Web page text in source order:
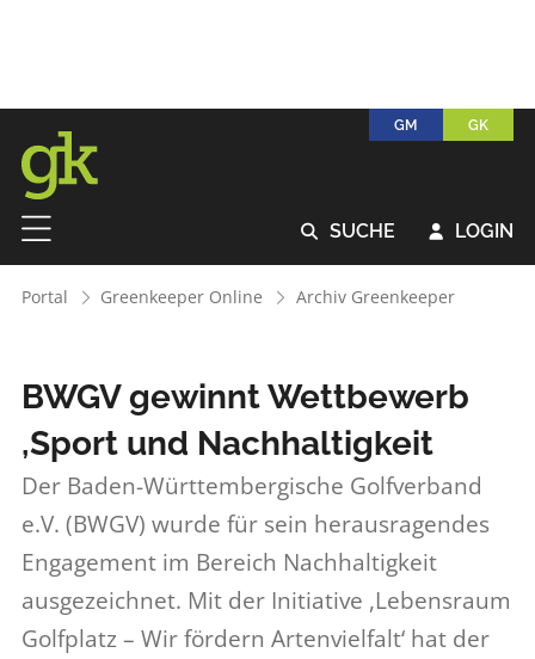
GM GK
 SUCHE  LOGIN
Portal Greenkeeper Online Archiv Greenkeeper
BWGV gewinnt Wettbewerb
,Sport und Nachhaltigkeit
Der Baden-Württembergische Golfverband
e.V. (BWGV) wurde für sein herausragendes
Engagement im Bereich Nachhaltigkeit
ausgezeichnet. Mit der Initiative ,Lebensraum
Golfplatz – Wir fördern Artenvielfalt‘ hat der